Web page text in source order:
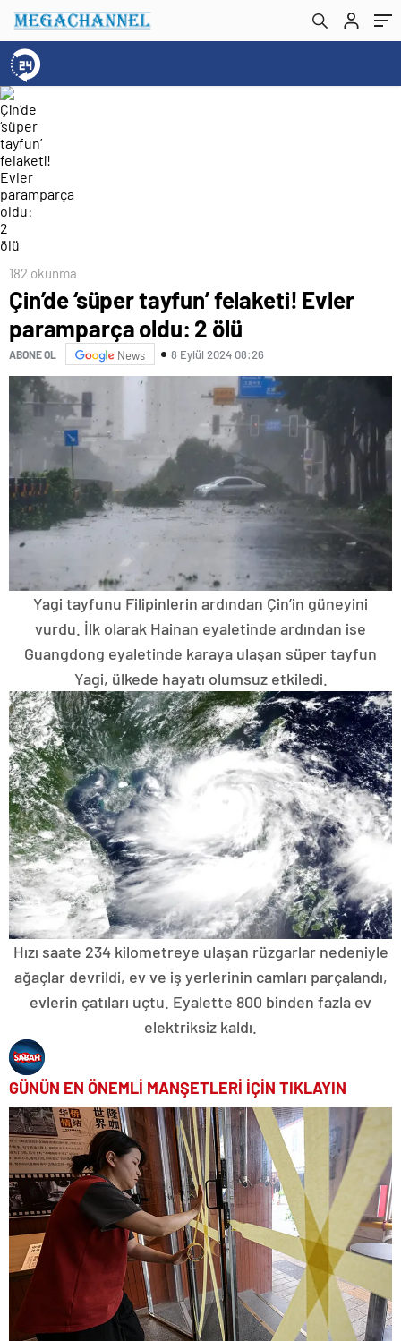
182 okunma
Çin’de ‘süper tayfun’ felaketi! Evler
paramparça oldu: 2 ölü
ABONE OL News 8 Eylül 2024 08:26
Yagi tayfunu Filipinlerin ardından Çin’in güneyini
vurdu. İlk olarak Hainan eyaletinde ardından ise
Guangdong eyaletinde karaya ulaşan süper tayfun
Yagi, ülkede hayatı olumsuz etkiledi.
Hızı saate 234 kilometreye ulaşan rüzgarlar nedeniyle
ağaçlar devrildi, ev ve iş yerlerinin camları parçalandı,
evlerin çatıları uçtu. Eyalette 800 binden fazla ev
elektriksiz kaldı.
GÜNÜN EN ÖNEMLİ MANŞETLERİ İÇİN TIKLAYIN